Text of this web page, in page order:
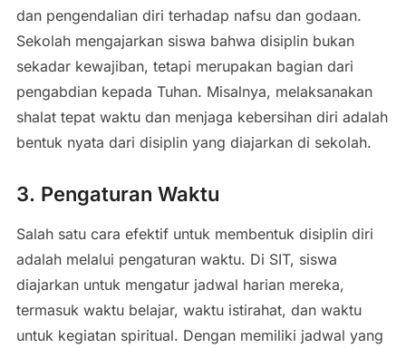
dan pengendalian diri terhadap nafsu dan godaan.
Sekolah mengajarkan siswa bahwa disiplin bukan
sekadar kewajiban, tetapi merupakan bagian dari
pengabdian kepada Tuhan. Misalnya, melaksanakan
shalat tepat waktu dan menjaga kebersihan diri adalah
bentuk nyata dari disiplin yang diajarkan di sekolah.
3. Pengaturan Waktu
Salah satu cara efektif untuk membentuk disiplin diri
adalah melalui pengaturan waktu. Di SIT, siswa
diajarkan untuk mengatur jadwal harian mereka,
termasuk waktu belajar, waktu istirahat, dan waktu
untuk kegiatan spiritual. Dengan memiliki jadwal yang